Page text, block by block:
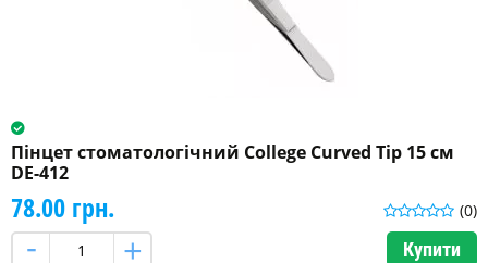
Пінцет стоматологічний College Curved Tip 15 см
DE-412
(0)
78.00 грн.
Купити